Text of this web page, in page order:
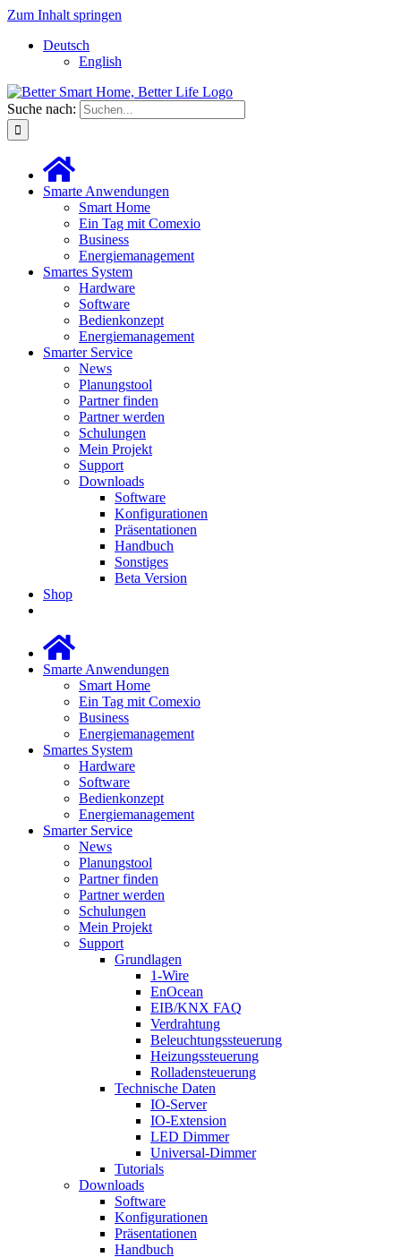
Zum Inhalt springen
Deutsch
English
Suche nach:
Smarte Anwendungen
Smart Home
Ein Tag mit Comexio
Business
Energiemanagement
Smartes System
Hardware
Software
Bedienkonzept
Energiemanagement
Smarter Service
News
Planungstool
Partner finden
Partner werden
Schulungen
Mein Projekt
Support
Downloads
Software
Konfigurationen
Präsentationen
Handbuch
Sonstiges
Beta Version
Shop
Smarte Anwendungen
Smart Home
Ein Tag mit Comexio
Business
Energiemanagement
Smartes System
Hardware
Software
Bedienkonzept
Energiemanagement
Smarter Service
News
Planungstool
Partner finden
Partner werden
Schulungen
Mein Projekt
Support
Grundlagen
1-Wire
EnOcean
EIB/KNX FAQ
Verdrahtung
Beleuchtungssteuerung
Heizungssteuerung
Rolladensteuerung
Technische Daten
IO-Server
IO-Extension
LED Dimmer
Universal-Dimmer
Tutorials
Downloads
Software
Konfigurationen
Präsentationen
Handbuch